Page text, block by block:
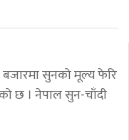
बजारमा सुनको मूल्य फेरि
छ । नेपाल सुन-चाँदी